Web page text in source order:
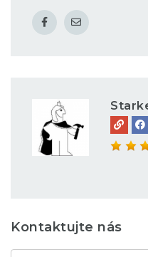
Kontaktujte nás